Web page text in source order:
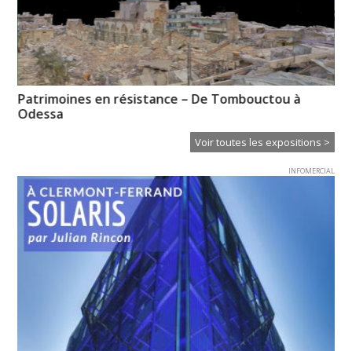
Patrimoines en résistance – De Tombouctou à
Odessa
Voir toutes les expositions >
INFOMERCIAL